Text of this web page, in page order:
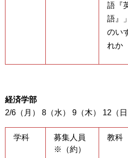
語『
語』」
のい
れか
経済学部
2/6（月） 8（水） 9（木） 12（日
学科
募集人員
※（約）
教科